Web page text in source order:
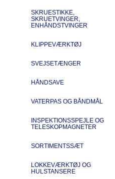
SKRUESTIKKE,
SKRUETVINGER,
ENHÅNDSTVINGER
KLIPPEVÆRKTØJ
SVEJSETÆNGER
HÅNDSAVE
VATERPAS OG BÅNDMÅL
INSPEKTIONSSPEJLE OG
TELESKOPMAGNETER
SORTIMENTSSÆT
LOKKEVÆRKTØJ OG
HULSTANSERE